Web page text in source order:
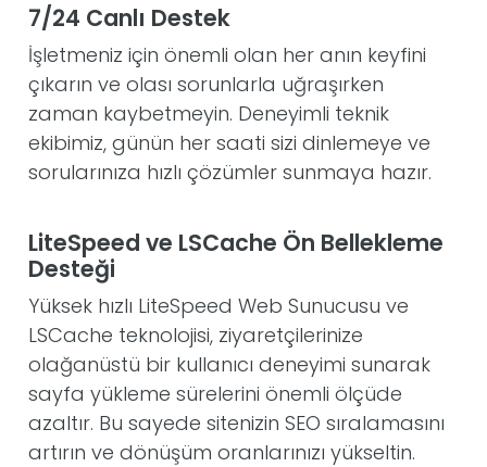
7/24 Canlı Destek
İşletmeniz için önemli olan her anın keyfini
çıkarın ve olası sorunlarla uğraşırken
zaman kaybetmeyin. Deneyimli teknik
ekibimiz, günün her saati sizi dinlemeye ve
sorularınıza hızlı çözümler sunmaya hazır.
LiteSpeed ve LSCache Ön Bellekleme
Desteği
Yüksek hızlı LiteSpeed Web Sunucusu ve
LSCache teknolojisi, ziyaretçilerinize
olağanüstü bir kullanıcı deneyimi sunarak
sayfa yükleme sürelerini önemli ölçüde
azaltır. Bu sayede sitenizin SEO sıralamasını
artırın ve dönüşüm oranlarınızı yükseltin.